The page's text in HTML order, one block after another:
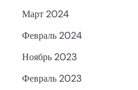
Март 2024
Февраль 2024
Ноябрь 2023
Февраль 2023